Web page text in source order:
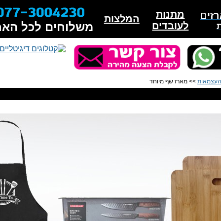
המלצות
מתנות
לעובדים
ם
משלוחים לכל
העצמאות >> מארז שף מיוחד